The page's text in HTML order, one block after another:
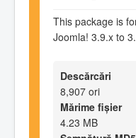
This package is
Joomla! 3.9.x to
Descărcări
8,907 ori
Mărime fișier
4.23 MB